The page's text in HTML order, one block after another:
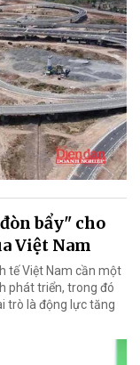
bẩy" cho
Việt Nam
tế Việt Nam cần một
phát triển, trong đó
trò là động lực tăng